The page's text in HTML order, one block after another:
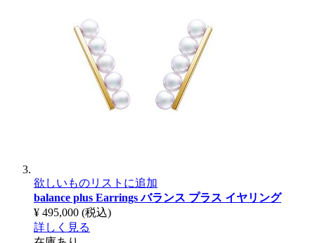
欲しいものリストに追加
balance plus Earringsバランス プラス イヤリング
¥ 495,000 (税込)
詳しく見る